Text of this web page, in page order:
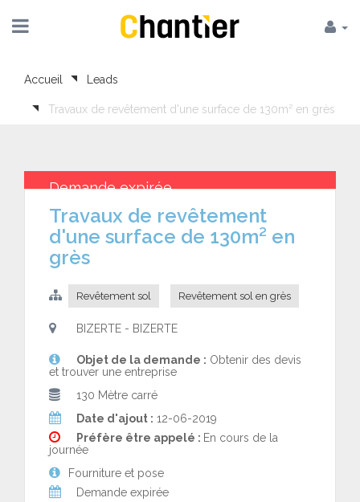
Accueil Leads
Travaux de revêtement d'une surface de 130m² en grès
Demande expirée
Travaux de revêtement
d'une surface de 130m² en
grès
Revêtement sol Revêtement sol en grès
BIZERTE - BIZERTE
Objet de la demande : Obtenir des devis
et trouver une entreprise
130 Mètre carré
Date d'ajout : 12-06-2019
Préfère être appelé : En cours de la
journée
Fourniture et pose
Demande expirée